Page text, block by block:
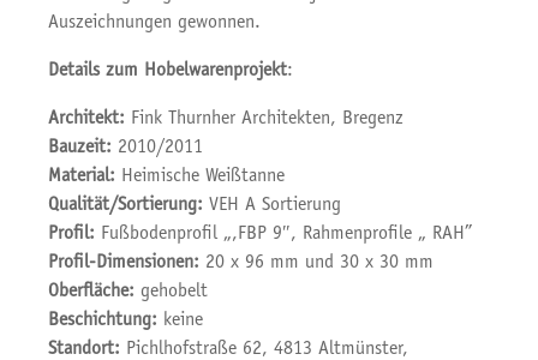
Auszeichnungen gewonnen.
Details zum Hobelwarenprojekt:
Architekt: Fink Thurnher Architekten, Bregenz
Bauzeit: 2010/2011
Material: Heimische Weißtanne
Qualität/Sortierung: VEH A Sortierung
Profil: Fußbodenprofil „,FBP 9″, Rahmenprofile „ RAH”
Profil-Dimensionen: 20 x 96 mm und 30 x 30 mm
Oberfläche: gehobelt
Beschichtung: keine
Standort: Pichlhofstraße 62, 4813 Altmünster,